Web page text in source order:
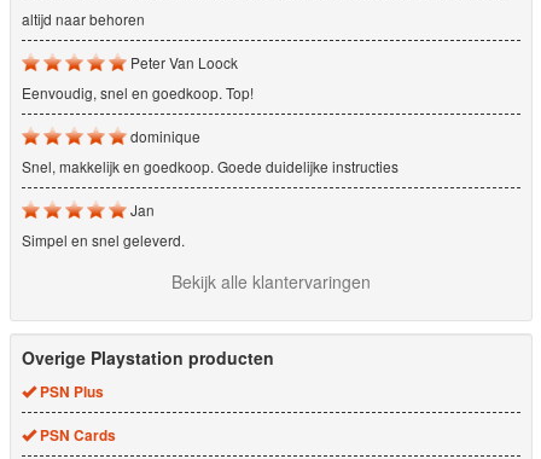
altijd naar behoren
Peter Van Loock
Eenvoudig, snel en goedkoop. Top!
dominique
Snel, makkelijk en goedkoop. Goede duidelijke instructies
Jan
Simpel en snel geleverd.
Bekijk alle klantervaringen
Overige Playstation producten
PSN Plus
PSN Cards